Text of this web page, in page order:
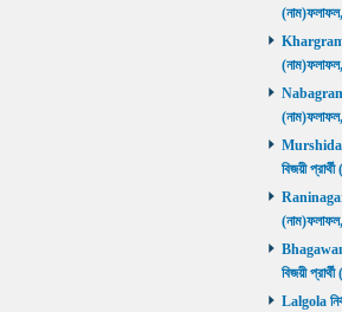
Khargram
Nabagram
বিজয়ী
Raninagar
বিজয়ী
Lalgola